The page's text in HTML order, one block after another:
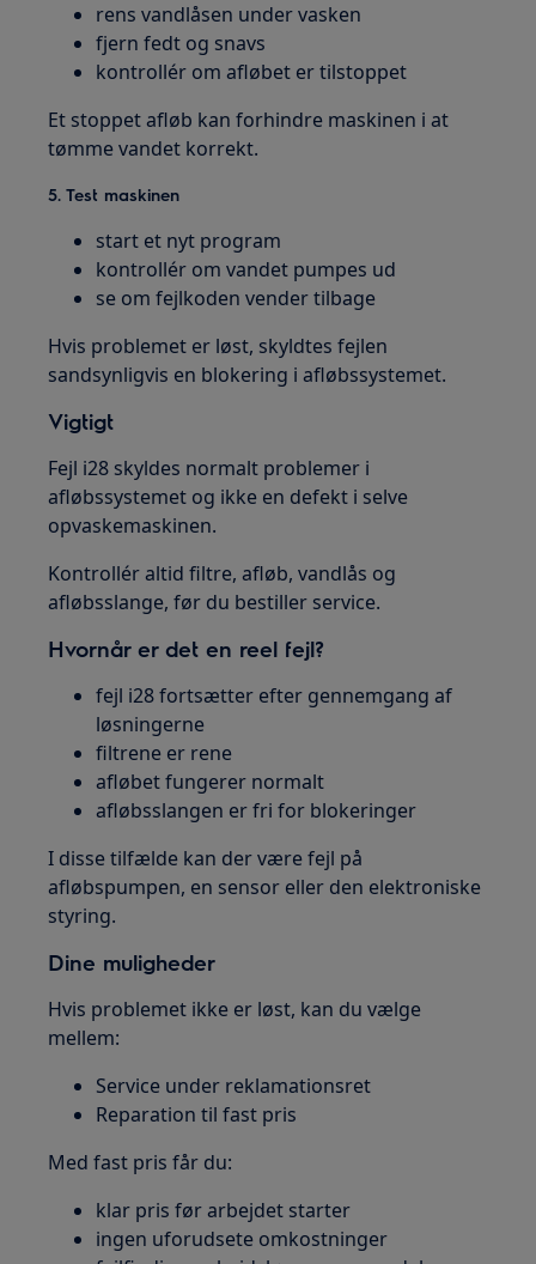
rens vandlåsen under vasken
fjern fedt og snavs
kontrollér om afløbet er tilstoppet
Et stoppet afløb kan forhindre maskinen i at
tømme vandet korrekt.
5. Test maskinen
start et nyt program
kontrollér om vandet pumpes ud
se om fejlkoden vender tilbage
Hvis problemet er løst, skyldtes fejlen
sandsynligvis en blokering i afløbssystemet.
Vigtigt
Fejl i28 skyldes normalt problemer i
afløbssystemet og ikke en defekt i selve
opvaskemaskinen.
Kontrollér altid filtre, afløb, vandlås og
afløbsslange, før du bestiller service.
Hvornår er det en reel fejl?
fejl i28 fortsætter efter gennemgang af
løsningerne
filtrene er rene
afløbet fungerer normalt
afløbsslangen er fri for blokeringer
I disse tilfælde kan der være fejl på
afløbspumpen, en sensor eller den elektroniske
styring.
Dine muligheder
Hvis problemet ikke er løst, kan du vælge
mellem:
Service under reklamationsret
Reparation til fast pris
Med fast pris får du:
klar pris før arbejdet starter
ingen uforudsete omkostninger